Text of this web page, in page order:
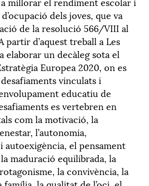
dels joves, que va
de la resolució 566/VIII al
partir d’aquest treball a Les
elaborar un decàleg sota el
Europea 2020, on es
vinculats i
educatiu de
es vertebren en
com la motivació, la
l’autonomia,
autoexigència, el pensament
maduració equilibrada, la
la convivència, la